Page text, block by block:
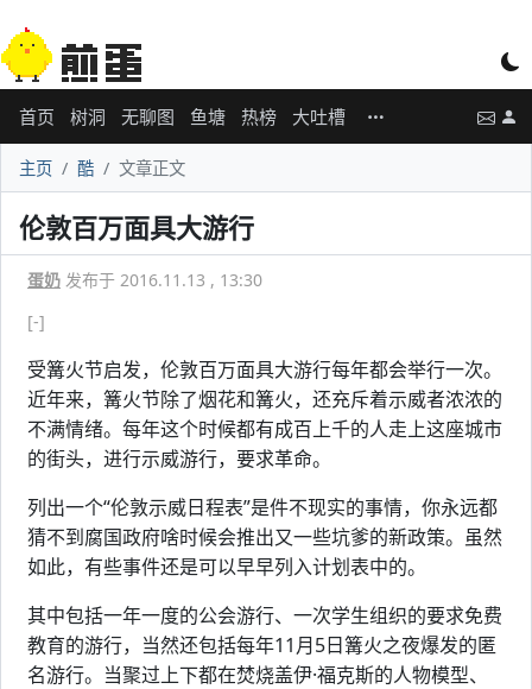
首页 树洞 无聊图 鱼塘 热榜 大吐槽
主页 酷 文章正文
伦敦百万面具大游行
蛋奶 发布于 2016.11.13 , 13:30
[-]
受篝火节启发，伦敦百万面具大游行每年都会举行一次。
近年来，篝火节除了烟花和篝火，还充斥着示威者浓浓的
不满情绪。每年这个时候都有成百上千的人走上这座城市
的街头，进行示威游行，要求革命。
列出一个“伦敦示威日程表”是件不现实的事情，你永远都
猜不到腐国政府啥时候会推出又一些坑爹的新政策。虽然
如此，有些事件还是可以早早列入计划表中的。
其中包括一年一度的公会游行、一次学生组织的要求免费
教育的游行，当然还包括每年11月5日篝火之夜爆发的匿
名游行。当聚过上下都在焚烧盖伊·福克斯的人物模型、